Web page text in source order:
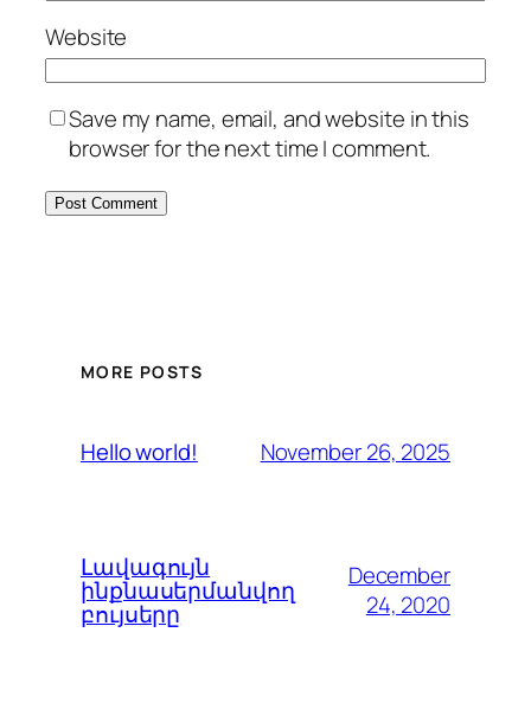
Website
Save my name, email, and website in this
browser for the next time I comment.
MORE POSTS
Hello world! November 26, 2025
Լավագույն
ինքնասերմանվող
բույսերը
December
24, 2020